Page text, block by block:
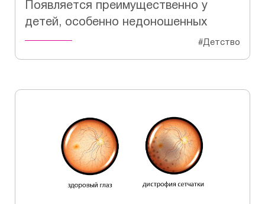
Появляется преимущественно у
детей, особенно недоношенных
#Детство